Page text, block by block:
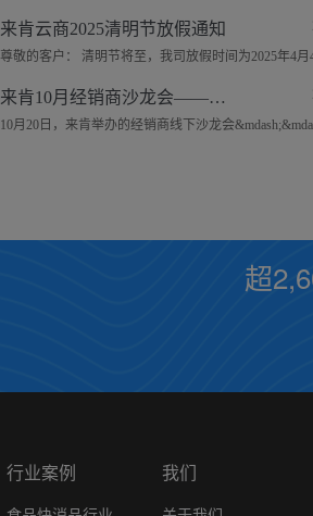
来肯云商2025清明节放假通知
来肯10月经销商沙龙会——郑州站圆满落幕！
超
行业案例 我们